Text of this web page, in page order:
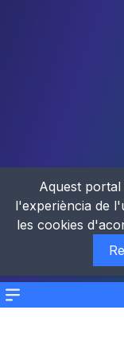
Menu
Aquest
l'experiència de
les cookies